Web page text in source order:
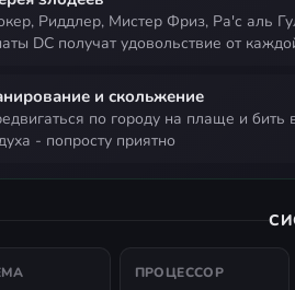
DC получат удовольствие от
и скольжение
- попросту приятно
ПРОЦЕССОР